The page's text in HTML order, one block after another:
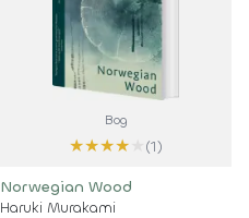
Bog
★★★★
(1)
Norwegian Wood
Haruki Murakami